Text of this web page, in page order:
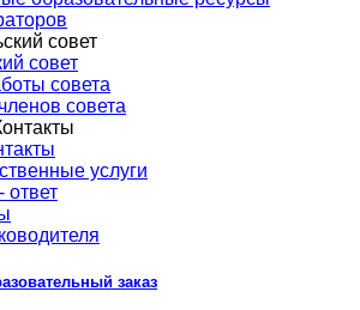
совет
совета
совета
услуги
ответ
заказ